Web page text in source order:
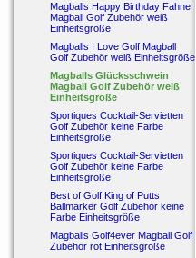
Magballs Happy Birthday Fahne
Magball Golf Zubehör weiß
Einheitsgröße
Magballs I Love Golf Magball
Golf Zubehör weiß Einheitsgröße
Magballs Glücksschwein
Magball Golf Zubehör weiß
Einheitsgröße
Sportiques Cocktail-Servietten
Golf Zubehör keine Farbe
Einheitsgröße
Sportiques Cocktail-Servietten
Golf Zubehör keine Farbe
Einheitsgröße
Best of Golf King of Putts
Ballmarker Golf Zubehör keine
Farbe Einheitsgröße
Magballs Golf4ever Magball Golf
Zubehör rot Einheitsgröße